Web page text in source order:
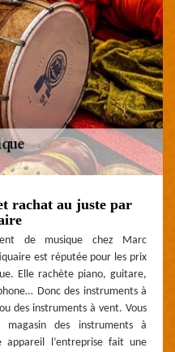
rachat au juste par
de musique chez Marc
est réputée pour les prix
Elle rachète piano, guitare,
Donc des instruments à
des instruments à vent. Vous
des instruments à
appareil l’entreprise fait une